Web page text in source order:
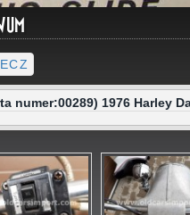
numer:00289) 1976 Harley